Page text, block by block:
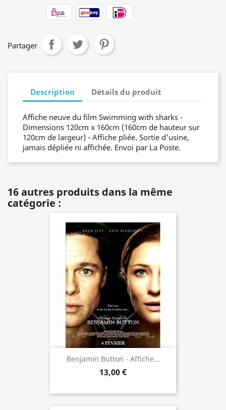
Partager
Description Détails du produit
Affiche neuve du film Swimming with sharks -
Dimensions 120cm x 160cm (160cm de hauteur sur
120cm de largeur) - Affiche pliée. Sortie d'usine,
jamais dépliée ni affichée. Envoi par La Poste.
16 autres produits dans la même
catégorie :
Benjamin Button - Affiche...
13,00 €